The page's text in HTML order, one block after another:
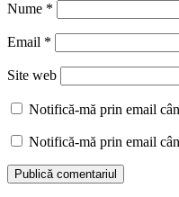
Nume *
Email *
Site web
Notifică-mă prin email
Notifică-mă prin email